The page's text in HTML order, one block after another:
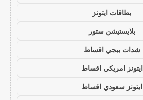
بطاقات ايتونز
بلايستيشن ستور
شدات ببجي اقساط
ايتونز امريكي اقساط
ايتونز سعودي اقساط